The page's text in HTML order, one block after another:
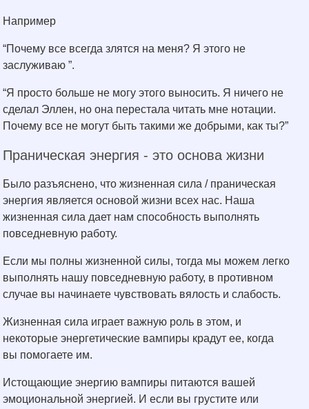
Например
“Почему все всегда злятся на меня? Я этого не
заслуживаю ”.
“Я просто больше не могу этого выносить. Я ничего не
сделал Эллен, но она перестала читать мне нотации.
Почему все не могут быть такими же добрыми, как ты?”
Праническая энергия - это основа жизни
Было разъяснено, что жизненная сила / праническая
энергия является основой жизни всех нас. Наша
жизненная сила дает нам способность выполнять
повседневную работу.
Если мы полны жизненной силы, тогда мы можем легко
выполнять нашу повседневную работу, в противном
случае вы начинаете чувствовать вялость и слабость.
Жизненная сила играет важную роль в этом, и
некоторые энергетические вампиры крадут ее, когда
вы помогаете им.
Истощающие энергию вампиры питаются вашей
эмоциональной энергией. И если вы грустите или